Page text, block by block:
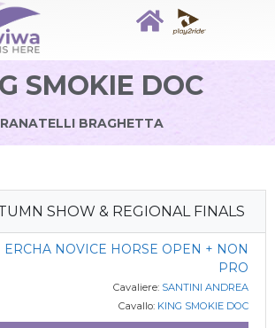
SMOKIE DOC
BRAGHETTA
SHOW & REGIONAL FINALS
ERCHA NOVICE HORSE OPEN + NON
PRO
Cavaliere: SANTINI ANDREA
Cavallo: KING SMOKIE DOC